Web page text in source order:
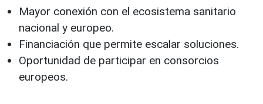
Mayor conexión con el ecosistema sanitario
nacional y europeo.
Financiación que permite escalar soluciones.
Oportunidad de participar en consorcios
europeos.